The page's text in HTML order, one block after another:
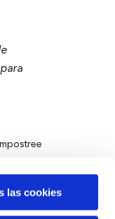
las cookies